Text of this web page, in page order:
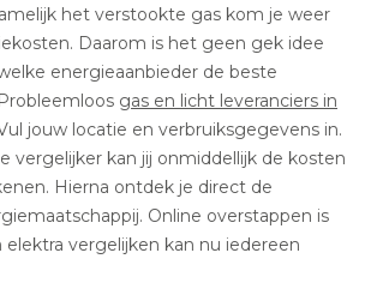
het verstookte gas kom je weer
Daarom is het geen gek idee
energieaanbieder de beste
gas en licht leveranciers in
jouw locatie en verbruiksgegevens in.
vergelijker kan jij onmiddellijk de kosten
Hierna ontdek je direct de
Online overstappen is
elektra vergelijken kan nu iedereen